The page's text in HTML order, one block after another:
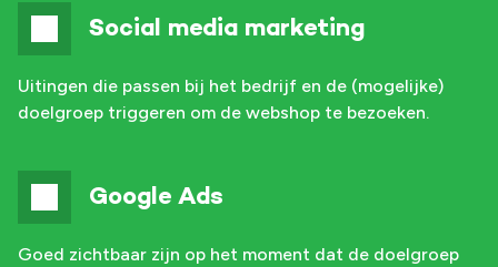
Social media marketing
Uitingen die passen bij het bedrijf en de (mogelijke)
doelgroep triggeren om de webshop te bezoeken.
Google Ads
Goed zichtbaar zijn op het moment dat de doelgroep